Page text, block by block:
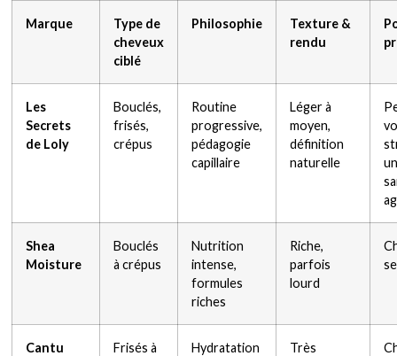
Marque
Type de
cheveux
ciblé
Philosophie
Texture &
rendu
Les
Secrets
de Loly
Bouclés,
frisés,
crépus
Routine
progressive,
pédagogie
capillaire
Léger à
moyen,
définition
naturelle
Shea
Moisture
Bouclés
à crépus
Nutrition
intense,
formules
riches
Riche,
parfois
lourd
Cantu
Frisés à
Hydratation
Très